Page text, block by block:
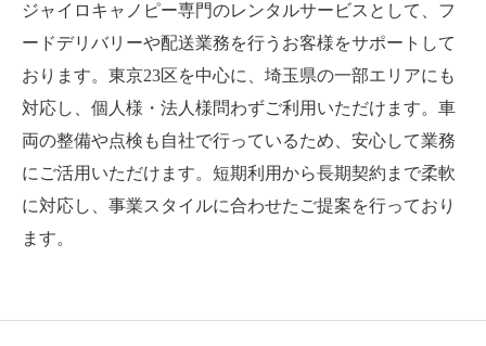
ジャイロキャノピー専門のレンタルサービスとして、フ
ードデリバリーや配送業務を行うお客様をサポートして
おります。東京23区を中心に、埼玉県の一部エリアにも
対応し、個人様・法人様問わずご利用いただけます。車
両の整備や点検も自社で行っているため、安心して業務
にご活用いただけます。短期利用から長期契約まで柔軟
に対応し、事業スタイルに合わせたご提案を行っており
ます。